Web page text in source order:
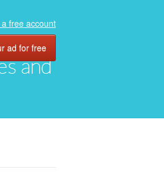
and
free account
ad for free